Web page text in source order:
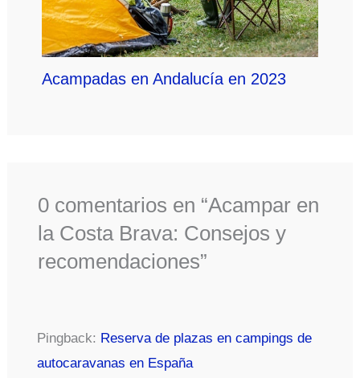
Acampadas en Andalucía en 2023
0 comentarios en “Acampar en
la Costa Brava: Consejos y
recomendaciones”
Pingback: Reserva de plazas en campings de
autocaravanas en España